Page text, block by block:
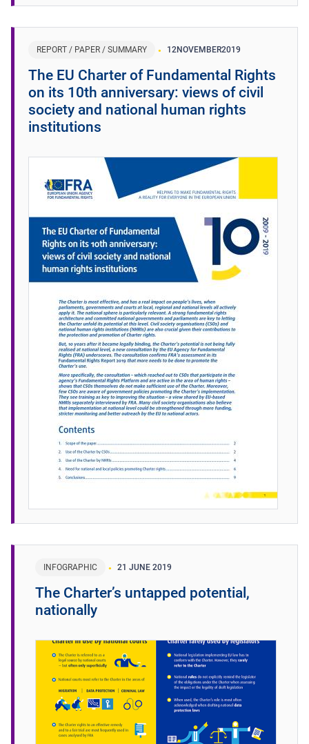
REPORT / PAPER / SUMMARY 12NOVEMBER2019
The EU Charter of Fundamental Rights
on its 10th anniversary: views of civil
society and national human rights
institutions
INFOGRAPHIC 21 JUNE 2019
The Charter’s untapped potential,
nationally